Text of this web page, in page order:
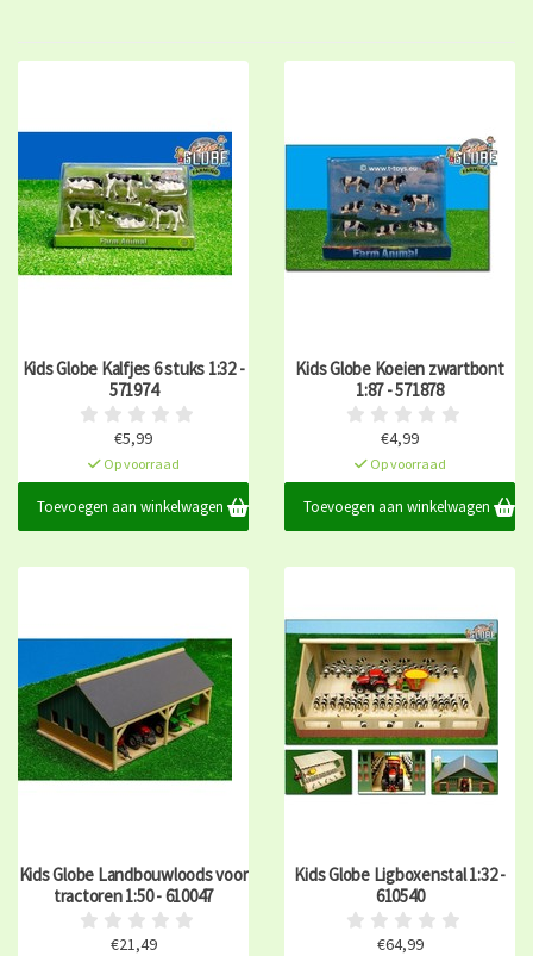
Kids Globe Kalfjes 6 stuks 1:32 -
571974
€5,99
Op voorraad
Toevoegen aan winkelwagen
Kids Globe Koeien zwartbont
1:87 - 571878
€4,99
Op voorraad
Toevoegen aan winkelwagen
Kids Globe Landbouwloods voor
tractoren 1:50 - 610047
€21,49
Kids Globe Ligboxenstal 1:32 -
610540
€64,99